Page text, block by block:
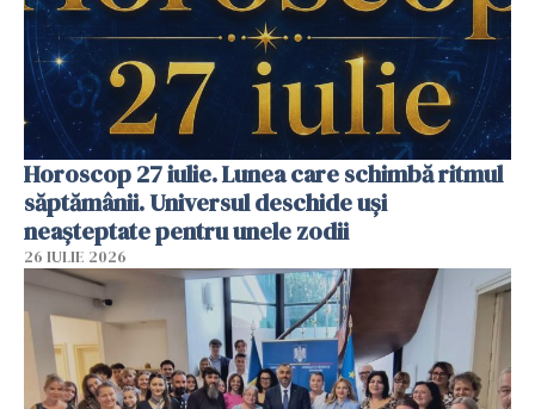
Horoscop 27 iulie. Lunea care schimbă ritmul
săptămânii. Universul deschide uși
neașteptate pentru unele zodii
26 IULIE 2026